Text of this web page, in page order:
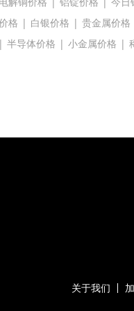
格 | 白银价格 | 贵金属价格
| 半导体价格 | 小金属价格 |
关于我们